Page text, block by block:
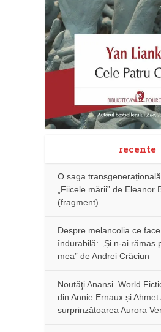
recente
O saga
„Fiicele mării” de Eleanor
(fragment)
Despre melancolia ce
îndurabilă: „Și n-ai rămas
mea” de Andrei Crăciun
Noutăţi Anansi. World
din Annie Ernaux și
surprinzătoarea Aurora